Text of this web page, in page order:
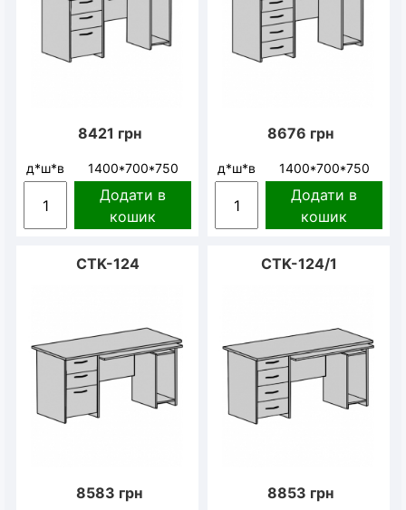
8421 грн
д*ш*в 1400*700*750
Додати в
кошик
8676 грн
д*ш*в 1400*700*750
Додати в
кошик
CTK-124
8583 грн
CTK-124/1
8853 грн